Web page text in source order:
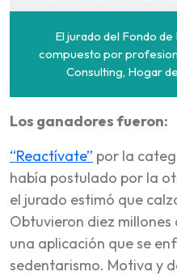
El jurado del Fondo
compuesto por
Consulting, Hogar
Los ganadores fueron:
“Reactívate” por la
había postulado por la
el jurado estimó que
Obtuvieron diez millones
una aplicación que se
sedentarismo. Motiva y